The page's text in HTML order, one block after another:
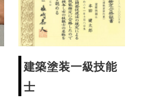
建築塗装一級技能
士